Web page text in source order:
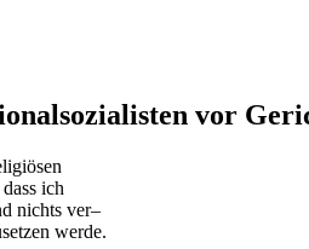
vor
ich
nichts ver–
werde.